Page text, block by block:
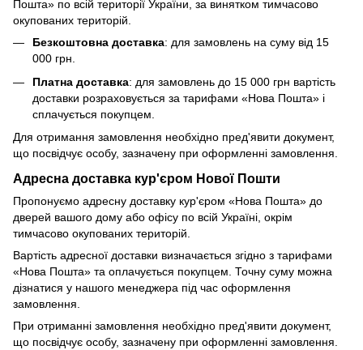
Пошта» по всій території України, за винятком тимчасово
окупованих територій.
Безкоштовна доставка: для замовлень на суму від 15
000 грн.
Платна доставка: для замовлень до 15 000 грн вартість
доставки розраховується за тарифами «Нова Пошта» і
сплачується покупцем.
Для отримання замовлення необхідно пред'явити документ,
що посвідчує особу, зазначену при оформленні замовлення.
Адресна доставка кур'єром Нової Пошти
Пропонуємо адресну доставку кур'єром «Нова Пошта» до
дверей вашого дому або офісу по всій Україні, окрім
тимчасово окупованих територій.
Вартість адресної доставки визначається згідно з тарифами
«Нова Пошта» та оплачується покупцем. Точну суму можна
дізнатися у нашого менеджера під час оформлення
замовлення.
При отриманні замовлення необхідно пред'явити документ,
що посвідчує особу, зазначену при оформленні замовлення.